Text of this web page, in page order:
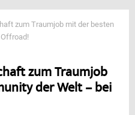
zum Traumjob mit der besten
zum Traumjob
der Welt – bei